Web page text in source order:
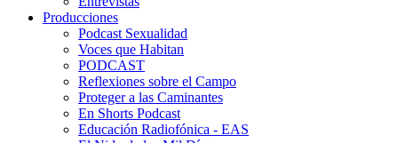
Producciones
Podcast Sexualidad
Voces que Habitan
PODCAST
Reflexiones sobre el Campo
Proteger a las Caminantes
En Shorts Podcast
Educación Radiofónica - EAS